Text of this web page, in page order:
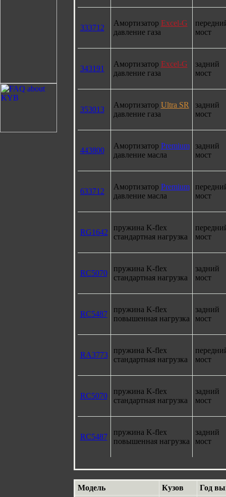
333712
Амортизатор Excel-G
давление газа
мост
343191
Амортизатор Excel-G
давление газа
задний
мост
353013
Амортизатор Ultra SR
давление газа
задний
мост
443800
Амортизатор Premium
давление масла
задний
мост
633712
Амортизатор Premium
давление масла
мост
RG1642
пружина K-flex
стандартная нагрузка
мост
RC5070
пружина K-flex
стандартная нагрузка
задний
мост
RC5487
пружина K-flex
повышенная нагрузка
задний
мост
RA3773
пружина K-flex
стандартная нагрузка
мост
RC5070
пружина K-flex
стандартная нагрузка
задний
мост
RC5487
пружина K-flex
повышенная нагрузка
задний
мост
Модель Кузов Год